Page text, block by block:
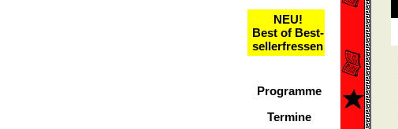
NEU!
Best of Best-
sellerfressen
Programme
Termine